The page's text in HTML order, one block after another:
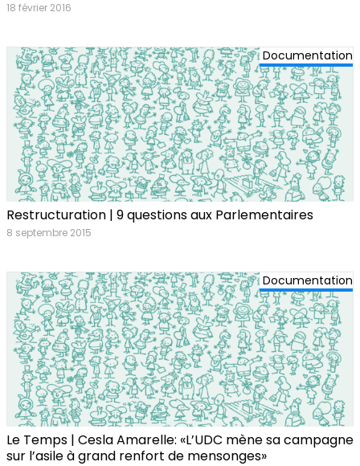
18 février 2016
Documentation
Restructuration | 9 questions aux Parlementaires
8 septembre 2015
Documentation
Le Temps | Cesla Amarelle: «L’UDC mène sa campagne
sur l’asile à grand renfort de mensonges»